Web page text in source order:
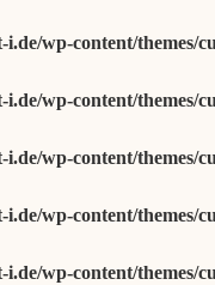
wp-content/themes/
wp-content/themes/
wp-content/themes/
wp-content/themes/
wp-content/themes/